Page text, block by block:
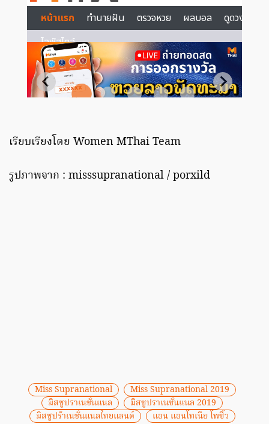
เรียบเรียงโดย Women MThai Team
รูปภาพจาก : misssupranational / porxild
Miss Supranational
Miss Supranational 2019
มิสซูปราเนชั่นแนล
มิสซูปราเนชั่นแนล 2019
มิสซูปร้าเนชั่นแนลไทยแลนด์
แอน แอนโทเนีย โพซิ้ว